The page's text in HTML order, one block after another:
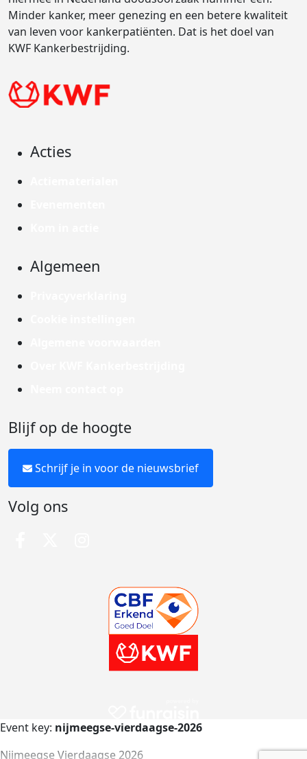
Minder kanker, meer genezing en een betere kwaliteit
van leven voor kankerpatiënten. Dat is het doel van
KWF Kankerbestrijding.
Acties
Algemeen
Blijf op de hoogte
Schrijf je in voor de nieuwsbrief
Volg ons
Event key: nijmeegse-vierdaagse-2026
Nijmeegse Vierdaagse 2026